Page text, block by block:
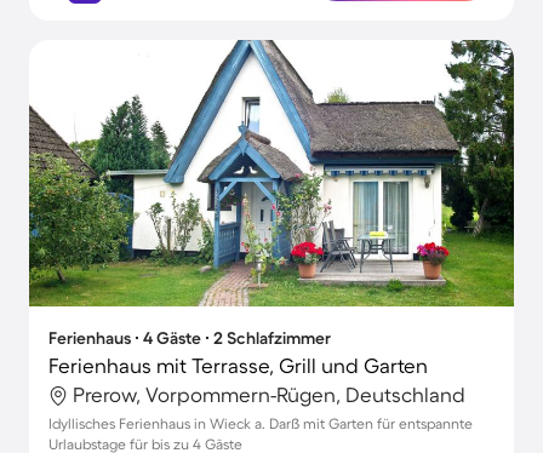
Ferienhaus ∙ 4 Gäste ∙ 2 Schlafzimmer
Ferienhaus mit Terrasse, Grill und Garten
Prerow, Vorpommern-Rügen, Deutschland
Idyllisches Ferienhaus in Wieck a. Darß mit Garten für entspannte
Urlaubstage für bis zu 4 Gäste